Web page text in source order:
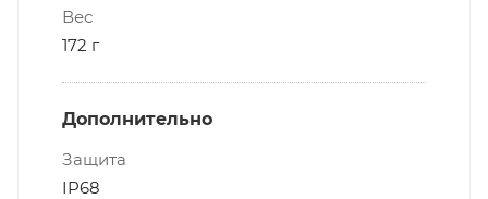
Вес
172 г
Дополнительно
Защита
IP68